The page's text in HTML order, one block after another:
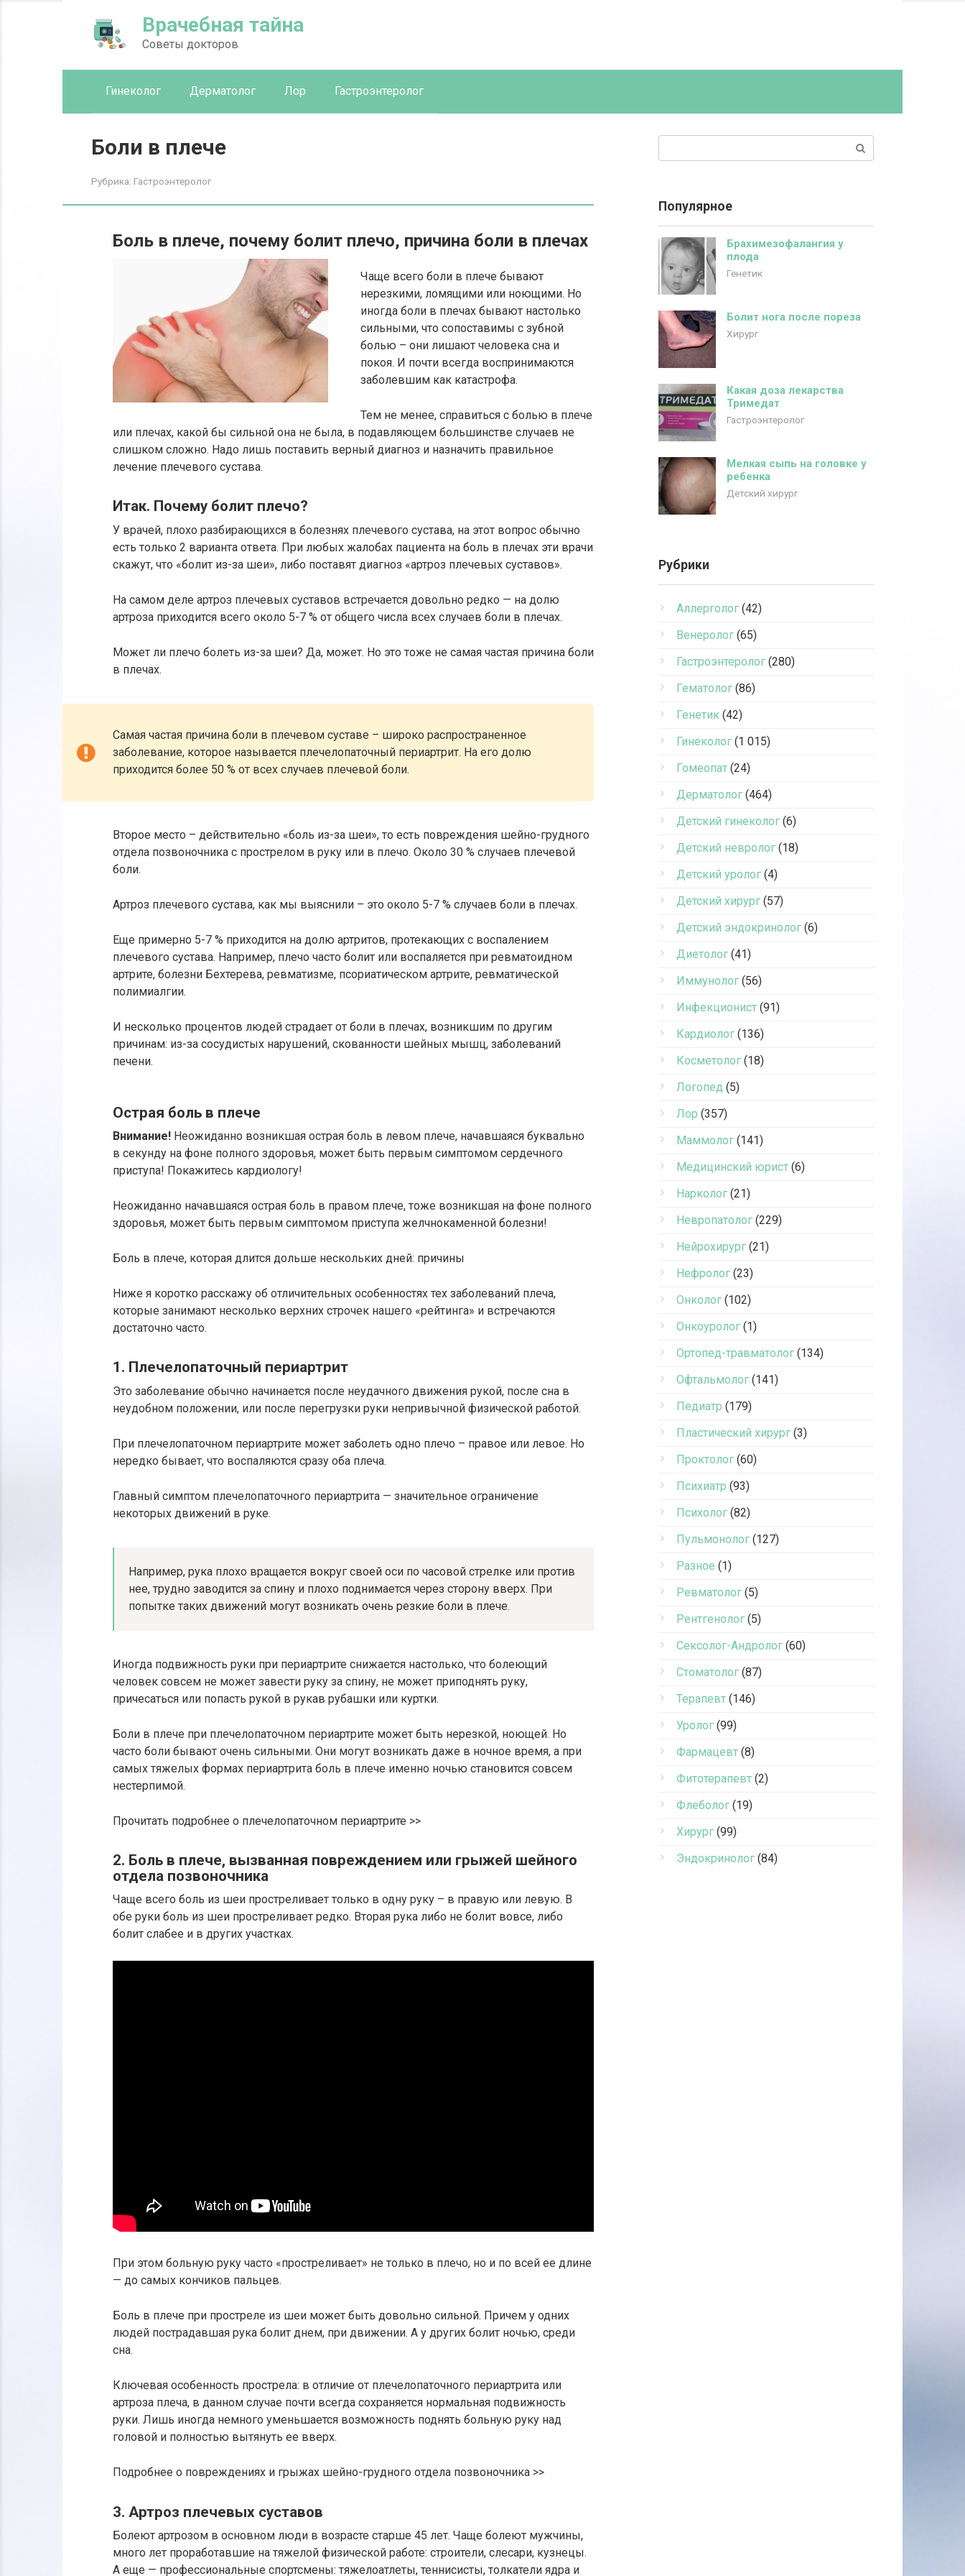
Врачебная тайна
Советы докторов
Гинеколог Дерматолог Лор Гастроэнтеролог
Боли в плече
Рубрика: Гастроэнтеролог
Боль в плече, почему болит плечо, причина боли в плечах
Чаще всего боли в плече бывают
нерезкими, ломящими или ноющими. Но
иногда боли в плечах бывают настолько
сильными, что сопоставимы с зубной
болью – они лишают человека сна и
покоя. И почти всегда воспринимаются
заболевшим как катастрофа.
Тем не менее, справиться с болью в плече
или плечах, какой бы сильной она не была, в подавляющем большинстве случаев не
слишком сложно. Надо лишь поставить верный диагноз и назначить правильное
лечение плечевого сустава.
Итак. Почему болит плечо?
У врачей, плохо разбирающихся в болезнях плечевого сустава, на этот вопрос обычно
есть только 2 варианта ответа. При любых жалобах пациента на боль в плечах эти врачи
скажут, что «болит из-за шеи», либо поставят диагноз «артроз плечевых суставов».
На самом деле артроз плечевых суставов встречается довольно редко — на долю
артроза приходится всего около 5-7 % от общего числа всех случаев боли в плечах.
Может ли плечо болеть из-за шеи? Да, может. Но это тоже не самая частая причина боли
в плечах.
Самая частая причина боли в плечевом суставе – широко распространенное
заболевание, которое называется плечелопаточный периартрит. На его долю
приходится более 50 % от всех случаев плечевой боли.
Второе место – действительно «боль из-за шеи», то есть повреждения шейно-грудного
отдела позвоночника с прострелом в руку или в плечо. Около 30 % случаев плечевой
боли.
Артроз плечевого сустава, как мы выяснили – это около 5-7 % случаев боли в плечах.
Еще примерно 5-7 % приходится на долю артритов, протекающих с воспалением
плечевого сустава. Например, плечо часто болит или воспаляется при ревматоидном
артрите, болезни Бехтерева, ревматизме, псориатическом артрите, ревматической
полимиалгии.
И несколько процентов людей страдает от боли в плечах, возникшим по другим
причинам: из-за сосудистых нарушений, скованности шейных мышц, заболеваний
печени.
Острая боль в плече
Внимание! Неожиданно возникшая острая боль в левом плече, начавшаяся буквально
в секунду на фоне полного здоровья, может быть первым симптомом сердечного
приступа! Покажитесь кардиологу!
Неожиданно начавшаяся острая боль в правом плече, тоже возникшая на фоне полного
здоровья, может быть первым симптомом приступа желчнокаменной болезни!
Боль в плече, которая длится дольше нескольких дней: причины
Ниже я коротко расскажу об отличительных особенностях тех заболеваний плеча,
которые занимают несколько верхних строчек нашего «рейтинга» и встречаются
достаточно часто.
1. Плечелопаточный периартрит
Это заболевание обычно начинается после неудачного движения рукой, после сна в
неудобном положении, или после перегрузки руки непривычной физической работой.
При плечелопаточном периартрите может заболеть одно плечо – правое или левое. Но
нередко бывает, что воспаляются сразу оба плеча.
Главный симптом плечелопаточного периартрита — значительное ограничение
некоторых движений в руке.
Например, рука плохо вращается вокруг своей оси по часовой стрелке или против
нее, трудно заводится за спину и плохо поднимается через сторону вверх. При
попытке таких движений могут возникать очень резкие боли в плече.
Иногда подвижность руки при периартрите снижается настолько, что болеющий
человек совсем не может завести руку за спину, не может приподнять руку,
причесаться или попасть рукой в рукав рубашки или куртки.
Боли в плече при плечелопаточном периартрите может быть нерезкой, ноющей. Но
часто боли бывают очень сильными. Они могут возникать даже в ночное время, а при
самых тяжелых формах периартрита боль в плече именно ночью становится совсем
нестерпимой.
Прочитать подробнее о плечелопаточном периартрите >>
2. Боль в плече, вызванная повреждением или грыжей шейного
отдела позвоночника
Чаще всего боль из шеи простреливает только в одну руку – в правую или левую. В
обе руки боль из шеи простреливает редко. Вторая рука либо не болит вовсе, либо
болит слабее и в других участках.
При этом больную руку часто «простреливает» не только в плечо, но и по всей ее длине
— до самых кончиков пальцев.
Боль в плече при простреле из шеи может быть довольно сильной. Причем у одних
людей пострадавшая рука болит днем, при движении. А у других болит ночью, среди
сна.
Ключевая особенность прострела: в отличие от плечелопаточного периартрита или
артроза плеча, в данном случае почти всегда сохраняется нормальная подвижность
руки. Лишь иногда немного уменьшается возможность поднять больную руку над
головой и полностью вытянуть ее вверх.
Подробнее о повреждениях и грыжах шейно-грудного отдела позвоночника >>
3. Артроз плечевых суставов
Болеют артрозом в основном люди в возрасте старше 45 лет. Чаще болеют мужчины,
много лет проработавшие на тяжелой физической работе: строители, слесари, кузнецы.
А еще — профессиональные спортсмены: тяжелоатлеты, теннисисты, толкатели ядра и
Популярное
Брахимезофалангия у
плода
Генетик
Болит нога после пореза
Хирург
Какая доза лекарства
Тримедат
Гастроэнтеролог
Мелкая сыпь на головке у
ребенка
Детский хирург
Рубрики
Аллерголог (42)
Венеролог (65)
Гастроэнтеролог (280)
Гематолог (86)
Генетик (42)
Гинеколог (1 015)
Гомеопат (24)
Дерматолог (464)
Детский гинеколог (6)
Детский невролог (18)
Детский уролог (4)
Детский хирург (57)
Детский эндокринолог (6)
Диетолог (41)
Иммунолог (56)
Инфекционист (91)
Кардиолог (136)
Косметолог (18)
Логопед (5)
Лор (357)
Маммолог (141)
Медицинский юрист (6)
Нарколог (21)
Невропатолог (229)
Нейрохирург (21)
Нефролог (23)
Онколог (102)
Онкоуролог (1)
Ортопед-травматолог (134)
Офтальмолог (141)
Педиатр (179)
Пластический хирург (3)
Проктолог (60)
Психиатр (93)
Психолог (82)
Пульмонолог (127)
Разное (1)
Ревматолог (5)
Рентгенолог (5)
Сексолог-Андролог (60)
Стоматолог (87)
Терапевт (146)
Уролог (99)
Фармацевт (8)
Фитотерапевт (2)
Флеболог (19)
Хирург (99)
Эндокринолог (84)